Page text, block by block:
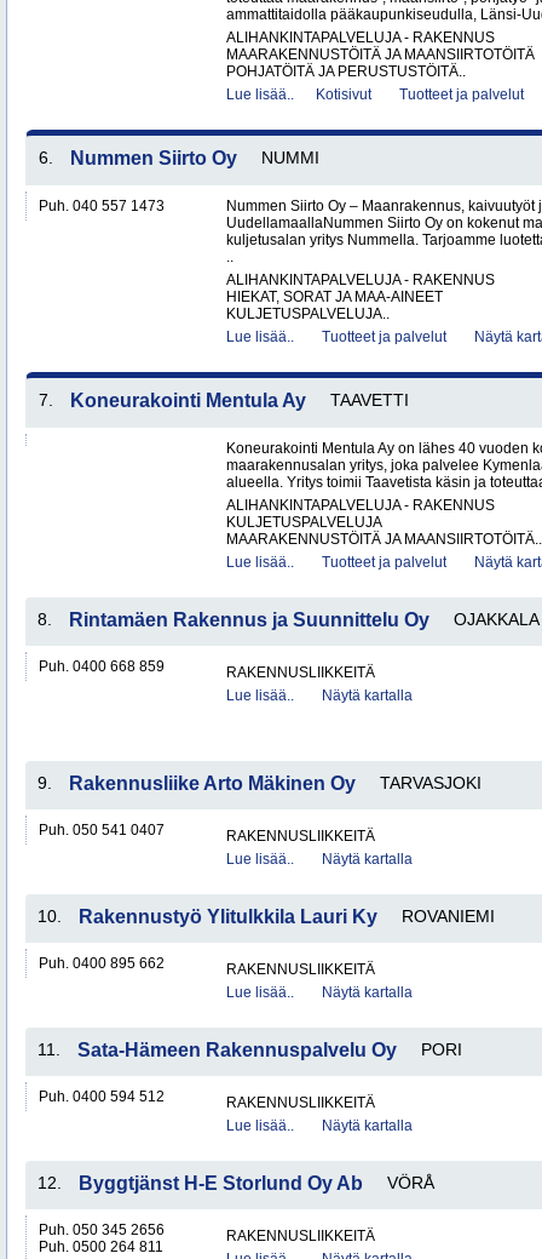
ammattitaidolla pääkaupunkiseudulla, Länsi-
ALIHANKINTAPALVELUJA - RAKENNUS
MAARAKENNUSTÖITÄ JA MAANSIIRTOTÖITÄ
POHJATÖITÄ JA PERUSTUSTÖITÄ..
Lue lisää..
Kotisivut Tuotteet ja palvelut
6. Nummen Siirto Oy NUMMI
Puh. 040 557 1473
Nummen Siirto Oy – Maanrakennus,
UudellamaallaNummen Siirto Oy on kokenut
kuljetusalan yritys Nummella. Tarjoamme
..
ALIHANKINTAPALVELUJA - RAKENNUS
HIEKAT, SORAT JA MAA-AINEET
KULJETUSPALVELUJA..
Lue lisää..
Tuotteet ja palvelut Näytä
7. Koneurakointi Mentula Ay TAAVETTI
Koneurakointi Mentula Ay on lähes 40 vuoden
maarakennusalan yritys, joka palvelee
alueella. Yritys toimii Taavetista käsin ja
ALIHANKINTAPALVELUJA - RAKENNUS
KULJETUSPALVELUJA
MAARAKENNUSTÖITÄ JA MAANSIIRTOTÖITÄ..
Lue lisää..
Tuotteet ja palvelut Näytä
8. Rintamäen Rakennus ja Suunnittelu Oy OJAKKALA
Puh. 0400 668 859
RAKENNUSLIIKKEITÄ
Lue lisää..
Näytä kartalla
9. Rakennusliike Arto Mäkinen Oy TARVASJOKI
Puh. 050 541 0407
RAKENNUSLIIKKEITÄ
Lue lisää..
Näytä kartalla
10. Rakennustyö Ylitulkkila Lauri Ky ROVANIEMI
Puh. 0400 895 662
RAKENNUSLIIKKEITÄ
Lue lisää..
Näytä kartalla
11. Sata-Hämeen Rakennuspalvelu Oy PORI
Puh. 0400 594 512
RAKENNUSLIIKKEITÄ
Lue lisää..
Näytä kartalla
12. Byggtjänst H-E Storlund Oy Ab VÖRÅ
Puh. 050 345 2656
Puh. 0500 264 811
RAKENNUSLIIKKEITÄ